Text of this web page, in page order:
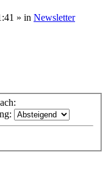
» in Newsletter